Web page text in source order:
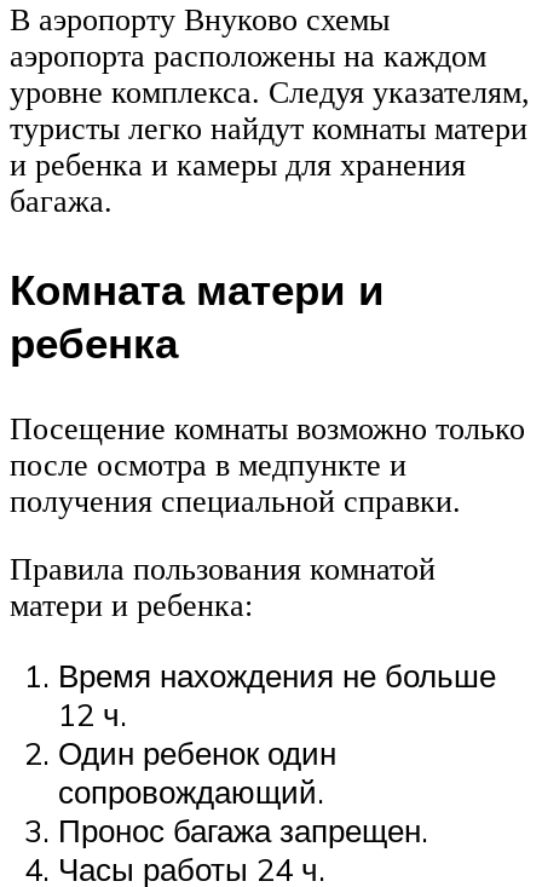
В аэропорту Внуково схемы
аэропорта расположены на каждом
уровне комплекса. Следуя указателям,
туристы легко найдут комнаты матери
и ребенка и камеры для хранения
багажа.
Комната матери и
ребенка
Посещение комнаты возможно только
после осмотра в медпункте и
получения специальной справки.
Правила пользования комнатой
матери и ребенка:
Время нахождения не больше
12 ч.
Один ребенок один
сопровождающий.
Пронос багажа запрещен.
Часы работы 24 ч.